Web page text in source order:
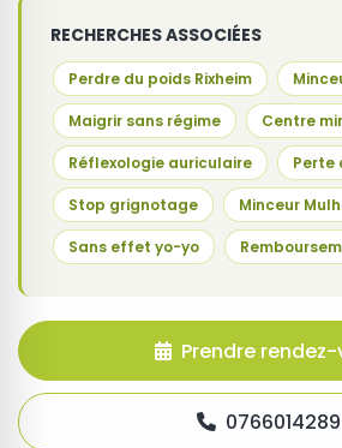
RECHERCHES ASSOCIÉES
Perdre du poids Rixheim
Maigrir sans régime Centre
Réflexologie auriculaire Perte
Stop grignotage Minceur
Sans effet yo-yo
Prendre
0766014289